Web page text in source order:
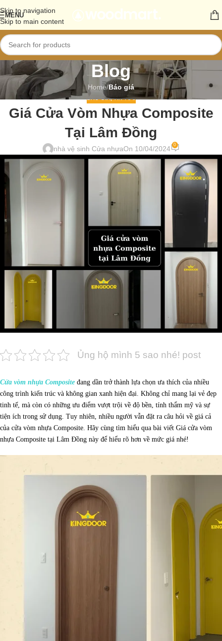
Skip to navigation
Skip to main content
MENU
Blog
Home/Báo giá
BÁO GIÁ,TIN TỨC
Giá Cửa Vòm Nhựa Composite
Tại Lâm Đồng
nhà vệ sinh Cửa nhựaOn 10/04/2024 0
Ủng hộ mình 5 sao nhé! post
Cửa vòm nhựa Composite đang dần trở thành lựa chọn ưa thích của nhiều
công trình kiến trúc và không gian xanh hiện đại. Không chỉ mang lại vẻ đẹp
tinh tế, mà còn có những ưu điểm vượt trội về độ bền, tính thẩm mỹ và sự
tiện ích trong sử dụng. Tuy nhiên, nhiều người vẫn đặt ra câu hỏi về giá cả
của cửa vòm nhựa Composite. Hãy cùng tìm hiểu qua bài viết Giá cửa vòm
nhựa Composite tại Lâm Đồng này để hiểu rõ hơn về mức giá nhé!